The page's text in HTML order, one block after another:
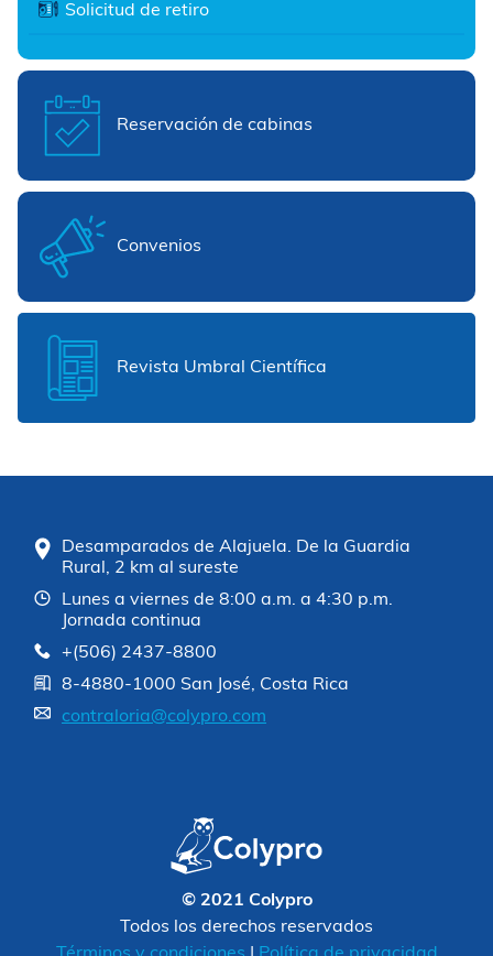
Solicitud de retiro
Reservación de cabinas
Convenios
Revista Umbral Científica
Desamparados de Alajuela. De la Guardia
Rural, 2 km al sureste
Lunes a viernes de 8:00 a.m. a 4:30 p.m.
Jornada continua
+(506) 2437-8800
8-4880-1000 San José, Costa Rica
contraloria@colypro.com
© 2021 Colypro
Todos los derechos reservados